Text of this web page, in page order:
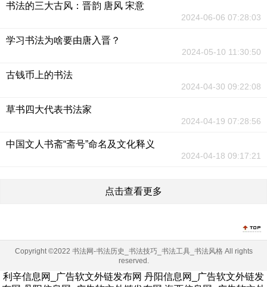
书法的三大古风：晋韵 唐风 宋意
2024-06-06 07:28:03
学习书法为啥要由唐入晋？
2024-05-10 11:30:50
古钱币上的书法
2024-04-30 09:22:08
草书四大代表书法家
2024-04-19 07:28:56
中国文人书斋“斋号”命名及文化释义
2024-04-18 09:17:21
点击查看更多
Copyright ©2022 书法网-书法历史_书法技巧_书法工具_书法风格 All rights
reserved.
利辛信息网_广告软文外链发布网 丹阳信息网_广告软文外链发